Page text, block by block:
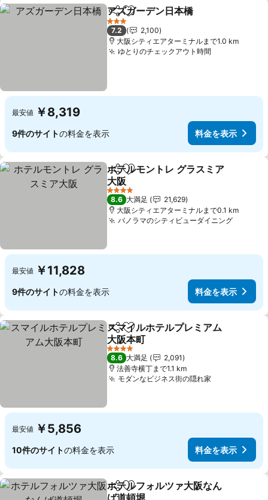
シェアお気に入りに追加
アズガーデン日本橋
3 ホテルのランク
7.2
2,100
大阪シティエアターミナルまで1.0 km
ゆとりのチェックアウト時間
最安値 ￥8,319
9件のサイトの料金を表示 料金を表示
シェアお気に入りに追加
ホテルモントレ グラスミア
大阪
料金を表示
4 ホテルのランク
8.6 大満足
21,629
大阪シティエアターミナルまで0.1 km
パノラマのシティビューダイニング
最安値 ￥11,828
9件のサイトの料金を表示 料金を表示
シェアお気に入りに追加
スマイルホテルプレミアム
大阪本町
料金を表示
4 ホテルのランク
8.6 大満足
2,091
法善寺横丁まで1.1 km
モダンなビジネス街の隠れ家
最安値 ￥5,856
10件のサイトの料金を表示 料金を表示
シェアお気に入りに追加
ホテルフォルツァ大阪なん
ば道頓堀